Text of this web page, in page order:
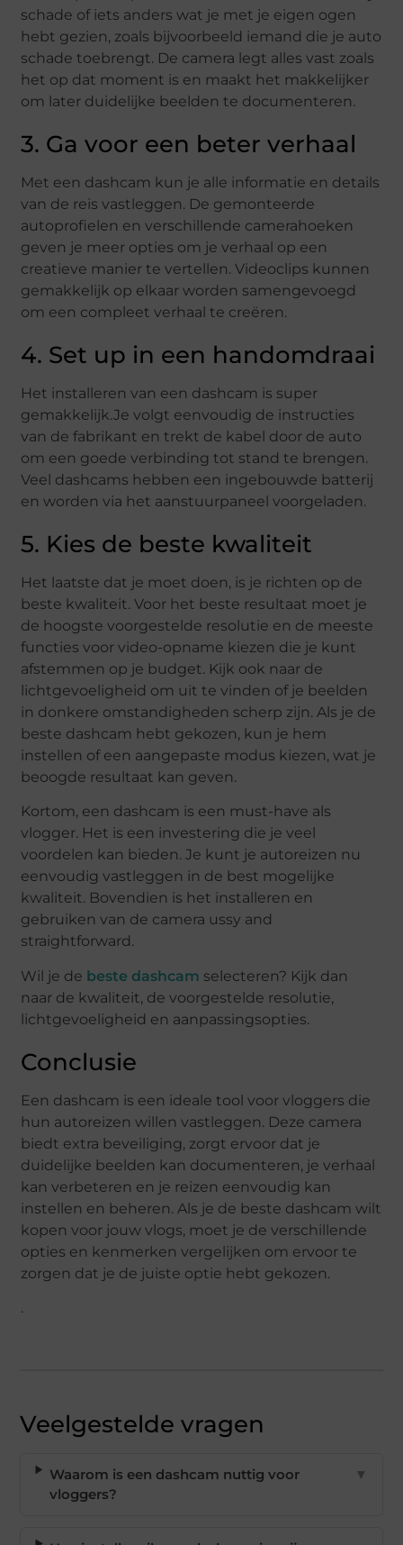
schade of iets anders wat je met je eigen ogen
hebt gezien, zoals bijvoorbeeld iemand die je auto
schade toebrengt. De camera legt alles vast zoals
het op dat moment is en maakt het makkelijker
om later duidelijke beelden te documenteren.
3. Ga voor een beter verhaal
Met een dashcam kun je alle informatie en details
van de reis vastleggen. De gemonteerde
autoprofielen en verschillende camerahoeken
geven je meer opties om je verhaal op een
creatieve manier te vertellen. Videoclips kunnen
gemakkelijk op elkaar worden samengevoegd
om een compleet verhaal te creëren.
4. Set up in een handomdraai
Het installeren van een dashcam is super
gemakkelijk.Je volgt eenvoudig de instructies
van de fabrikant en trekt de kabel door de auto
om een goede verbinding tot stand te brengen.
Veel dashcams hebben een ingebouwde batterij
en worden via het aanstuurpaneel voorgeladen.
5. Kies de beste kwaliteit
Het laatste dat je moet doen, is je richten op de
beste kwaliteit. Voor het beste resultaat moet je
de hoogste voorgestelde resolutie en de meeste
functies voor video-opname kiezen die je kunt
afstemmen op je budget. Kijk ook naar de
lichtgevoeligheid om uit te vinden of je beelden
in donkere omstandigheden scherp zijn. Als je de
beste dashcam hebt gekozen, kun je hem
instellen of een aangepaste modus kiezen, wat je
beoogde resultaat kan geven.
Kortom, een dashcam is een must-have als
vlogger. Het is een investering die je veel
voordelen kan bieden. Je kunt je autoreizen nu
eenvoudig vastleggen in de best mogelijke
kwaliteit. Bovendien is het installeren en
gebruiken van de camera ussy and
straightforward.
Wil je de beste dashcam selecteren? Kijk dan
naar de kwaliteit, de voorgestelde resolutie,
lichtgevoeligheid en aanpassingsopties.
Conclusie
Een dashcam is een ideale tool voor vloggers die
hun autoreizen willen vastleggen. Deze camera
biedt extra beveiliging, zorgt ervoor dat je
duidelijke beelden kan documenteren, je verhaal
kan verbeteren en je reizen eenvoudig kan
instellen en beheren. Als je de beste dashcam wilt
kopen voor jouw vlogs, moet je de verschillende
opties en kenmerken vergelijken om ervoor te
zorgen dat je de juiste optie hebt gekozen.
.
Veelgestelde vragen
Waarom is een dashcam nuttig voor
vloggers?
▼